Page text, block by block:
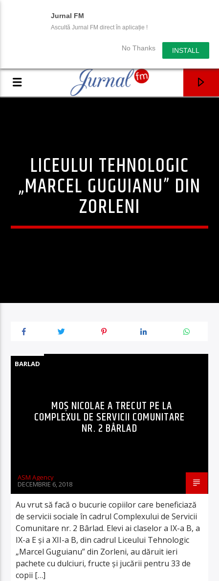
Jurnal FM
Ascultă Jurnal FM direct în aplicație !
No Thanks INSTALL
LICEULUI TEHNOLOGIC
„MARCEL GUGUIANU” DIN
ZORLENI
BARLAD
MOȘ NICOLAE A TRECUT PE LA
COMPLEXUL DE SERVICII COMUNITARE
NR. 2 BÂRLAD
ASM Agency
DECEMBRIE 6, 2018
Au vrut să facă o bucurie copiilor care beneficiază
de servicii sociale în cadrul Complexului de Servicii
Comunitare nr. 2 Bârlad. Elevi ai claselor a IX-a B, a
IX-a E și a XII-a B, din cadrul Liceului Tehnologic
„Marcel Guguianu” din Zorleni, au dăruit ieri
pachete cu dulciuri, fructe și jucării pentru 33 de
copii […]